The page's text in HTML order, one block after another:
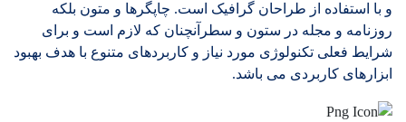
و با استفاده از طراحان گرافیک است. چاپگرها و متون بلکه
روزنامه و مجله در ستون و سطرآنچنان که لازم است و برای
شرایط فعلی تکنولوژی مورد نیاز و کاربردهای متنوع با هدف بهبود
ابزارهای کاربردی می باشد.